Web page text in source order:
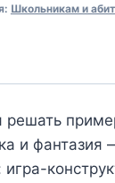
Школьникам и
решать
и